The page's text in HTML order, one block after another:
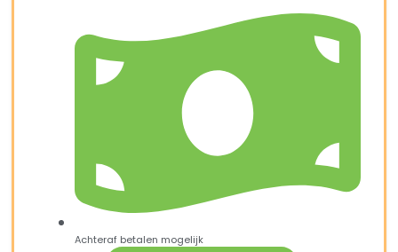
Achteraf betalen mogelijk